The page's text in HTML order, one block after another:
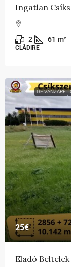
Ingatlan
2 61 m²
CLĂDIRE
DE VÂNZARE
25€
Eladó